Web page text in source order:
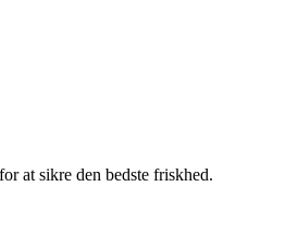
for at sikre den bedste friskhed.